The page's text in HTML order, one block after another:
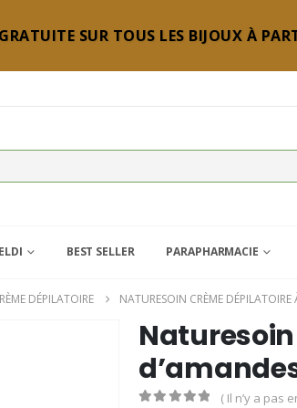
SUR TOUS LES BIJOUX À
BEST SELLER PARAPHARMACIE
DÉPILATOIRE NATURESOIN CRÈME
( Il n’y a pas